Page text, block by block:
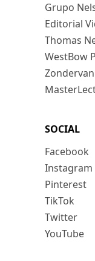
Grupo
Editorial
Thomas
WestBow
Zondervan
SOCIAL
Facebook
Instagram
Pinterest
TikTok
Twitter
YouTube